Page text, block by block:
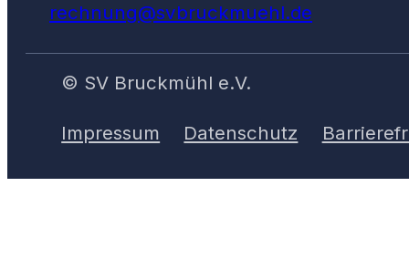
rechnung@svbruckmuehl.de
© SV Bruckmühl e.V.
Impressum Datenschutz